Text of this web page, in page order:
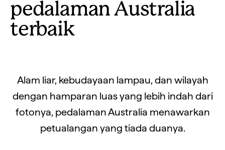
pedalaman Australia
terbaik
Alam liar, kebudayaan lampau, dan wilayah
dengan hamparan luas yang lebih indah dari
fotonya, pedalaman Australia menawarkan
petualangan yang tiada duanya.